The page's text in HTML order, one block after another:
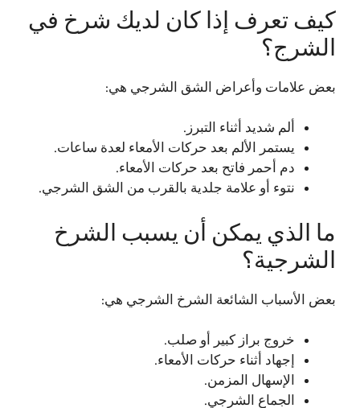
كيف تعرف إذا كان لديك شرخ في
الشرج؟
بعض علامات وأعراض الشق الشرجي هي:
ألم شديد أثناء التبرز.
يستمر الألم بعد حركات الأمعاء لعدة ساعات.
دم أحمر فاتح بعد حركات الأمعاء.
نتوء أو علامة جلدية بالقرب من الشق الشرجي.
ما الذي يمكن أن يسبب الشرخ
الشرجية؟
بعض الأسباب الشائعة الشرخ الشرجي هي:
خروج براز كبير أو صلب.
إجهاد أثناء حركات الأمعاء.
الإسهال المزمن.
الجماع الشرجي.